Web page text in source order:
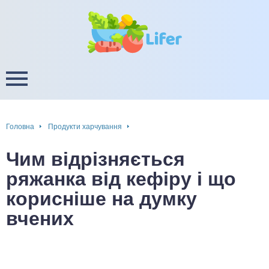
Головна Продукти харчування
Чим відрізняється
ряжанка від кефіру і що
корисніше на думку
вчених
ШКТ
/ звуження судин
енергії, уваги